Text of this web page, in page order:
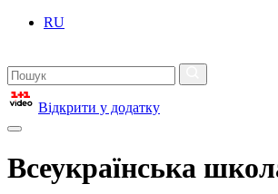
RU
Відкрити у додатку
Всеукраїнська